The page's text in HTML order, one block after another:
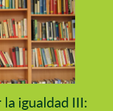
igualdad III: